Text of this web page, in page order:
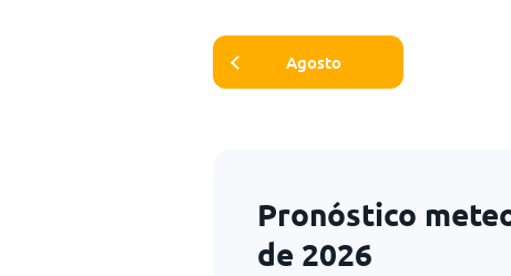
Agosto
Pronóstico
de 2026